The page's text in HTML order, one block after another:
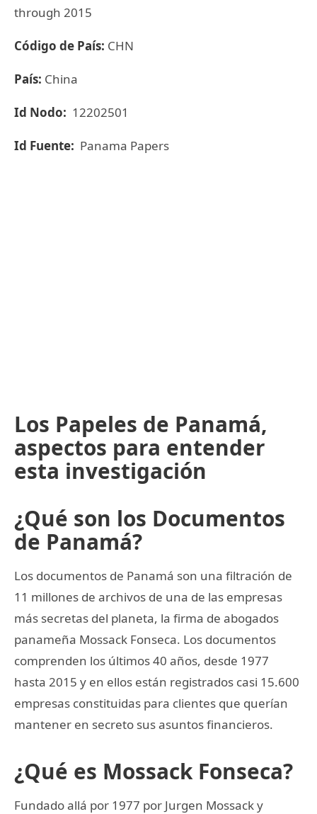
through 2015
Código de País: CHN
País: China
Id Nodo: 12202501
Id Fuente: Panama Papers
Los Papeles de Panamá,
aspectos para entender
esta investigación
¿Qué son los Documentos
de Panamá?
Los documentos de Panamá son una filtración de
11 millones de archivos de una de las empresas
más secretas del planeta, la firma de abogados
panameña Mossack Fonseca. Los documentos
comprenden los últimos 40 años, desde 1977
hasta 2015 y en ellos están registrados casi 15.600
empresas constituidas para clientes que querían
mantener en secreto sus asuntos financieros.
¿Qué es Mossack Fonseca?
Fundado allá por 1977 por Jurgen Mossack y